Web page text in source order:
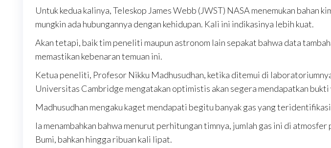
Untuk kedua kalinya, Teleskop James Webb (JWST) NASA menemukan bahan
mungkin ada hubungannya dengan kehidupan. Kali ini indikasinya lebih kuat.
Akan tetapi, baik tim peneliti maupun astronom lain sepakat bahwa data
memastikan kebenaran temuan ini.
Ketua peneliti, Profesor Nikku Madhusudhan, ketika ditemui di
Universitas Cambridge mengatakan optimistis akan segera mendapatkan
Madhusudhan mengaku kaget mendapati begitu banyak gas yang
Ia menambahkan bahwa menurut perhitungan timnya, jumlah gas ini di
Bumi, bahkan hingga ribuan kali lipat.